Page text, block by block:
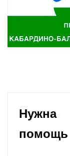
Нужна
помощь